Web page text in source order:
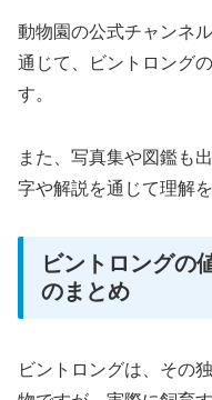
動物園の公式チャンネ
通じて、ビントロング
す。
また、写真集や図鑑も
字や解説を通じて理解
ビントロングの
のまとめ
ビントロングは、その